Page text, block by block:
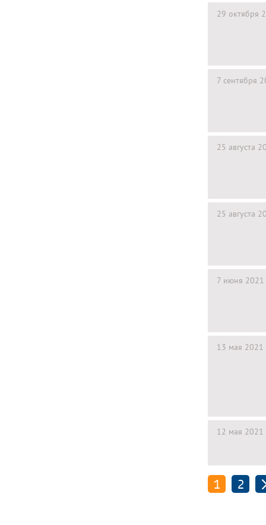
29 октября
7 сентября
25 августа
25 августа
7 июня 2021
13 мая 2021
12 мая 2021
1 2